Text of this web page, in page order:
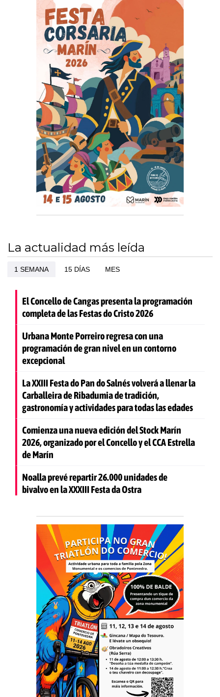
La actualidad más leída
1 SEMANA 15 DÍAS MES
El Concello de Cangas presenta la programación
completa de las Festas do Cristo 2026
Urbana Monte Porreiro regresa con una
programación de gran nivel en un contorno
excepcional
La XXIII Festa do Pan do Salnés volverá a llenar la
Carballeira de Ribadumia de tradición,
gastronomía y actividades para todas las edades
Comienza una nueva edición del Stock Marín
2026, organizado por el Concello y el CCA Estrella
de Marín
Noalla prevé repartir 26.000 unidades de
bivalvo en la XXXIII Festa da Ostra